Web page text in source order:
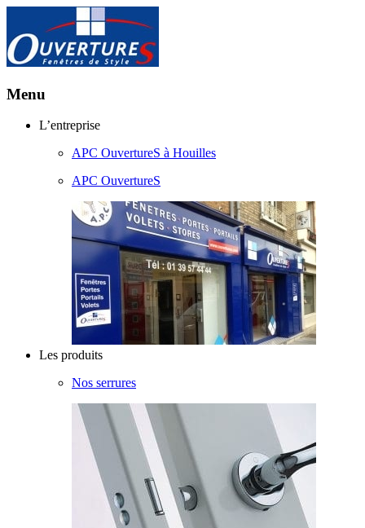
Menu
Aller
L’entreprise
APC OuvertureS à Houilles
APC OuvertureS
Les produits
Nos serrures